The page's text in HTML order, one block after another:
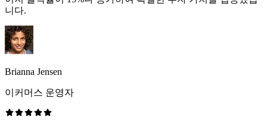
니다.
Brianna Jensen
이커머스 운영자